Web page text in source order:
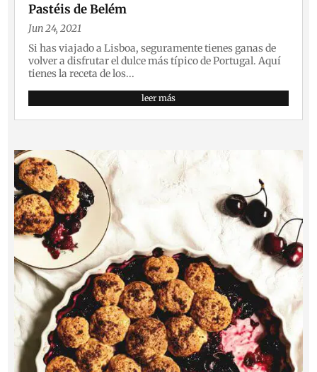
Pastéis de Belém
Jun 24, 2021
Si has viajado a Lisboa, seguramente tienes ganas de
volver a disfrutar el dulce más típico de Portugal. Aquí
tienes la receta de los...
leer más